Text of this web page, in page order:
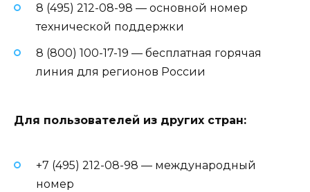
8 (495) 212-08-98 — основной номер
технической поддержки
8 (800) 100-17-19 — бесплатная горячая
линия для регионов России
Для пользователей из других стран:
+7 (495) 212-08-98 — международный
номер